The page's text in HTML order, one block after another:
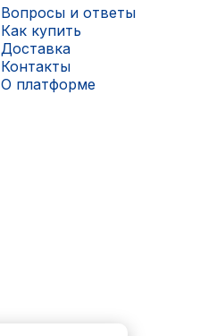
Вопросы и ответы
Как купить
Доставка
Контакты
О платформе